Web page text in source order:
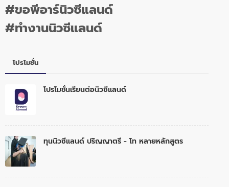
#ขอพีอาร์นิวซีแลนด์
#ทำงานนิวซีแลนด์
โปรโมชั่น
โปรโมชั่นเรียนต่อนิวซีแลนด์
ทุนนิวซีแลนด์ ปริญญาตรี - โท หลายหลักสูตร